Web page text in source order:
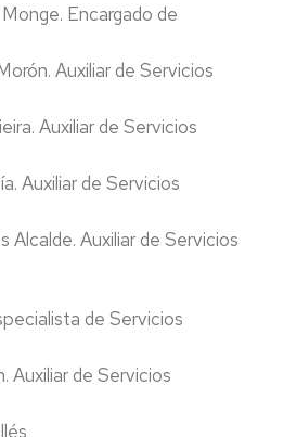
Encargado de
Auxiliar de Servicios
Auxiliar de Servicios
Auxiliar de Servicios
Alcalde. Auxiliar de Servicios
de Servicios
Auxiliar de Servicios